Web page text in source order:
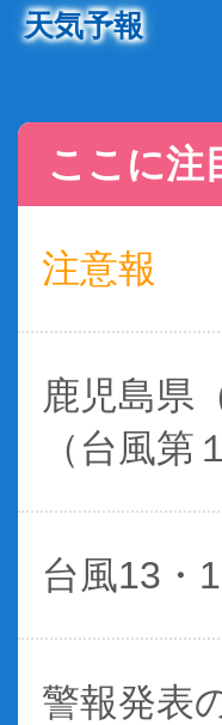
天気予報
ここに注
注意報
鹿児島県
（台風第
台風13・
警報発表